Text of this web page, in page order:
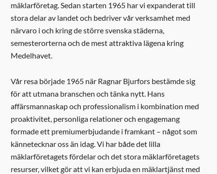
mäklarföretag. Sedan starten 1965 har vi expanderat till
stora delar av landet och bedriver vår verksamhet med
närvaro i och kring de större svenskastäderna,
semesterorterna och de mest attraktiva lägena kring
Medelhavet.
Vår resa började 1965 när Ragnar Bjurfors bestämde sig
för att utmana branschen och tänka nytt. Hans
affärsmannaskap och professionalism i kombination med
proaktivitet, personliga relationer och engagemang
formade ett premiumerbjudande i framkant – något som
kännetecknar oss än idag. Vi har både det lilla
mäklarföretagets fördelar och det stora mäklarföretagets
resurser, vilket gör att vi kan erbjuda en mäklartjänst med